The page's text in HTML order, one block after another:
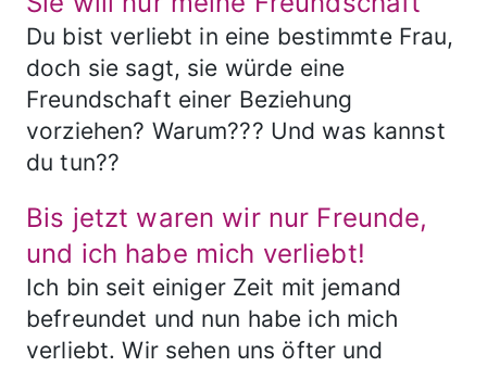
Du bist verliebt in eine bestimmte Frau,
doch sie sagt, sie würde eine
Freundschaft einer Beziehung
vorziehen? Warum??? Und was kannst
du tun??
Bis jetzt waren wir nur Freunde,
und ich habe mich verliebt!
Ich bin seit einiger Zeit mit jemand
befreundet und nun habe ich mich
verliebt. Wir sehen uns öfter und